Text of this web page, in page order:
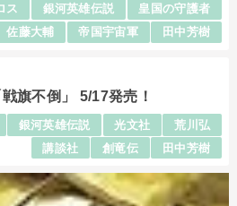
ス 銀河英雄伝説
皇国の守護者
佐藤大輔
帝国宇宙軍 田中芳樹
旗不倒」 5/17発売！
銀河英雄伝説 光文社
荒川弘
講談社
創竜伝 田中芳樹